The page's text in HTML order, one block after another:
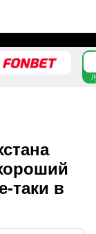
таки в